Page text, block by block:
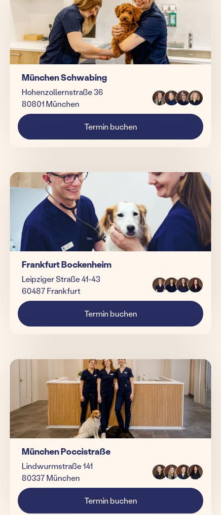
München Schwabing
Hohenzollernstraße 36
80801 München
Termin buchen
Frankfurt Bockenheim
Leipziger Straße 41-43
60487 Frankfurt
Termin buchen
München Poccistraße
Lindwurmstraße 141
80337 München
Termin buchen